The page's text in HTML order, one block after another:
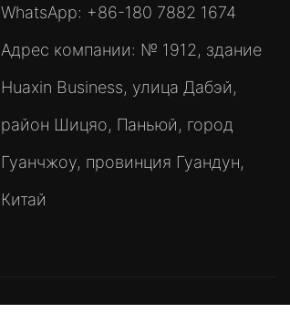
WhatsApp: +86-180 7882 1674
Адрес компании: № 1912, здание
Huaxin Business, улица Дабэй,
район Шицяо, Паньюй, город
Гуанчжоу, провинция Гуандун,
Китай